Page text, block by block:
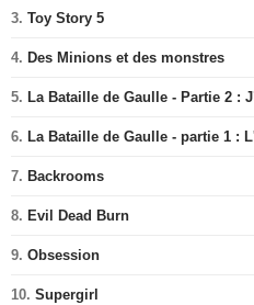
3. Toy Story 5
4. Des Minions et des monstres
5. La Bataille de Gaulle - Partie 2 :
6. La Bataille de Gaulle - partie 1 :
7. Backrooms
8. Evil Dead Burn
9. Obsession
10. Supergirl